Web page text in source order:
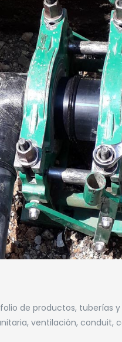
de productos, tuberías
ventilación, conduit,